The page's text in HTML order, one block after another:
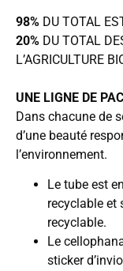
98% DU TOTAL
20% DU TOTAL
L’AGRICULTURE
UNE LIGNE DE
Dans chacune de
d’une beauté
l’environnement. ­
Le tube est
recyclable et
recyclable.
Le
sticker